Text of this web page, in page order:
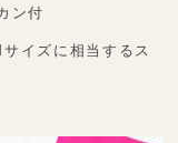
ン付
ズに相当するス